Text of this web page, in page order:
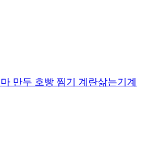
만두 호빵 찜기 계란삶는기계